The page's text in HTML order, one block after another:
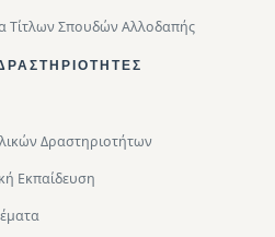
Τίτλων Σπουδών Αλλοδαπής
Δραστηριοτήτων
Eκπαίδευση